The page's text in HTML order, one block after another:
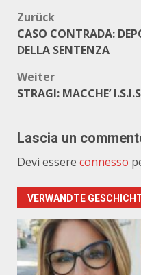
Zurück
CASO CONTRADA:
DELLA SENTENZA
Weiter
STRAGI: MACCHE’
Lascia un
Devi essere connesso
VERWANDTE